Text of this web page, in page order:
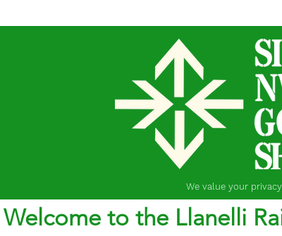
We value your privacy.
Welcome to the Llanelli